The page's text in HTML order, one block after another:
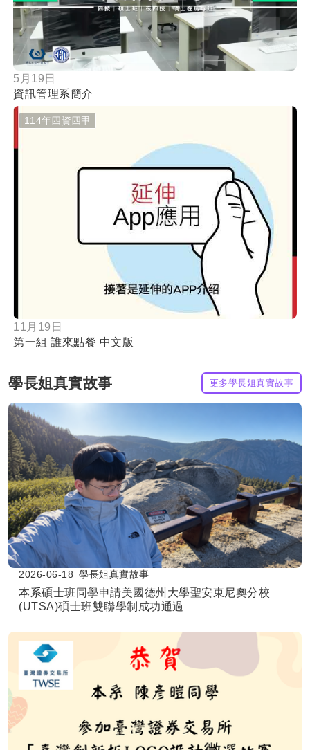
5月19日
資訊管理系簡介
按鈕
114年四資四甲
11月19日
第一組 誰來點餐 中文版
學長姐真實故事 更多學長姐真實故事
2026-06-18 學長姐真實故事
本系碩士班同學申請美國德州大學聖安東尼奧分校
(UTSA)碩士班雙聯學制成功通過